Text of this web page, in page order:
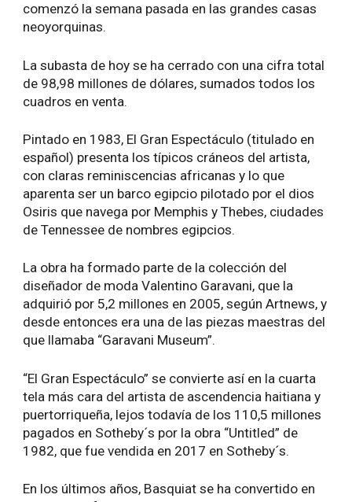
comenzó la semana pasada en las grandes casas
neoyorquinas.
La subasta de hoy se ha cerrado con una cifra total
de 98,98 millones de dólares, sumados todos los
cuadros en venta.
Pintado en 1983, El Gran Espectáculo (titulado en
español) presenta los típicos cráneos del artista,
con claras reminiscencias africanas y lo que
aparenta ser un barco egipcio pilotado por el dios
Osiris que navega por Memphis y Thebes, ciudades
de Tennessee de nombres egipcios.
La obra ha formado parte de la colección del
diseñador de moda Valentino Garavani, que la
adquirió por 5,2 millones en 2005, según Artnews, y
desde entonces era una de las piezas maestras del
que llamaba “Garavani Museum”.
“El Gran Espectáculo” se convierte así en la cuarta
tela más cara del artista de ascendencia haitiana y
puertorriqueña, lejos todavía de los 110,5 millones
pagados en Sotheby´s por la obra “Untitled” de
1982, que fue vendida en 2017 en Sotheby´s.
En los últimos años, Basquiat se ha convertido en